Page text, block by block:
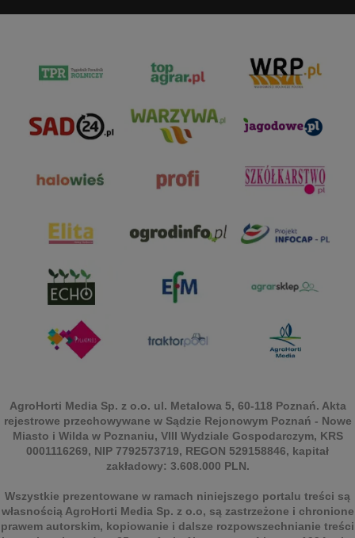
AgroHorti Media Sp. z o.o. ul. Metalowa 5, 60-118 Poznań. Akta
rejestrowe przechowywane w Sądzie Rejonowym Poznań - Nowe
Miasto i Wilda w Poznaniu, VIII Wydziale Gospodarczym, KRS
0001116269, NIP 7792573719, REGON 529158846, kapitał
zakładowy: 3.608.000 PLN.
Wszystkie prezentowane w ramach niniejszego portalu treści są
własnością AgroHorti Media Sp. z o.o, są zastrzeżone i chronione
prawem autorskim, kopiowanie i dalsze rozpowszechnianie treści